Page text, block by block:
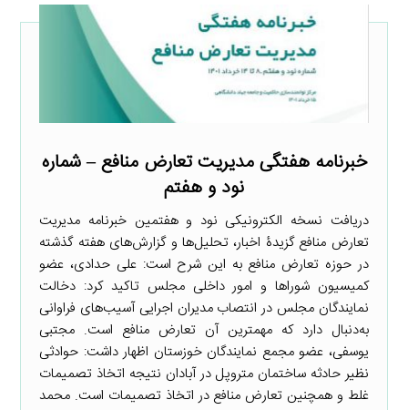
خبرنامه هفتگی مدیریت تعارض منافع – شماره
نود و هفتم
دریافت نسخه الکترونیکی نود و هفتمین خبرنامه مدیریت
تعارض منافع گزیدۀ اخبار، تحلیل‌ها و گزارش‌های هفته گذشته
در حوزه تعارض منافع به این شرح است: علی حدادی، عضو
کمیسیون شوراها و امور داخلی مجلس تاکید کرد: دخالت
نمایندگان مجلس در انتصاب مدیران اجرایی آسیب‌های فراوانی
به‌دنبال دارد که مهمترین آن تعارض منافع است. مجتبی
یوسفی، عضو مجمع نمایندگان خوزستان اظهار داشت: حوادثی
نظیر حادثه ساختمان متروپل در آبادان نتیجه اتخاذ تصمیمات
غلط و همچنین تعارض منافع در اتخاذ تصمیمات است. محمد